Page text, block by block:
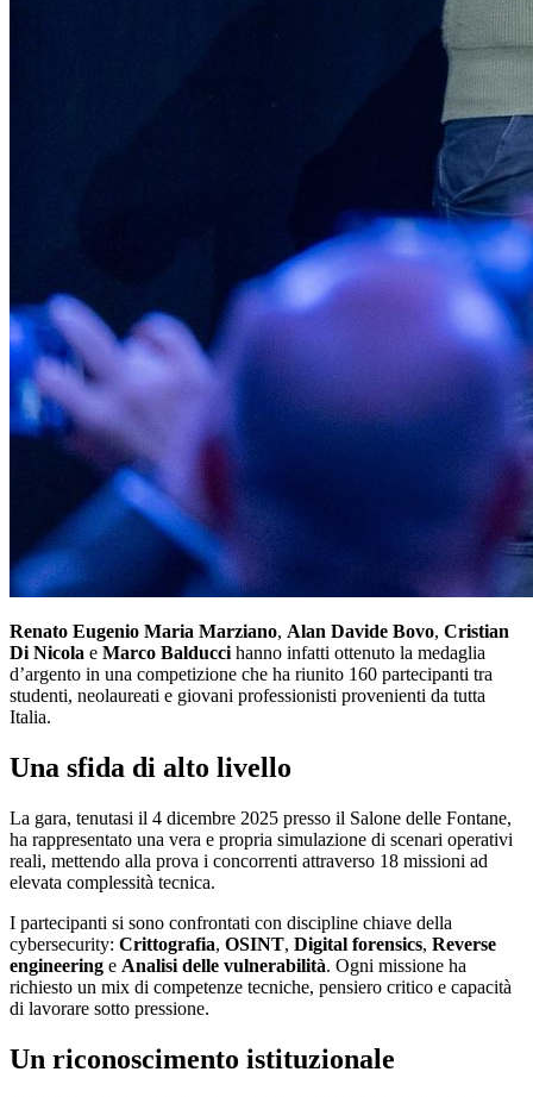
Renato Eugenio Maria Marziano, Alan Davide Bovo, Cristian
Di Nicola e Marco Balducci hanno infatti ottenuto la medaglia
d’argento in una competizione che ha riunito 160 partecipanti tra
studenti, neolaureati e giovani professionisti provenienti da tutta
Italia.
Una sfida di alto livello
La gara, tenutasi il 4 dicembre 2025 presso il Salone delle Fontane,
ha rappresentato una vera e propria simulazione di scenari operativi
reali, mettendo alla prova i concorrenti attraverso 18 missioni ad
elevata complessità tecnica.
I partecipanti si sono confrontati con discipline chiave della
cybersecurity: Crittografia, OSINT, Digital forensics, Reverse
engineering e Analisi delle vulnerabilità. Ogni missione ha
richiesto un mix di competenze tecniche, pensiero critico e capacità
di lavorare sotto pressione.
Un riconoscimento istituzionale